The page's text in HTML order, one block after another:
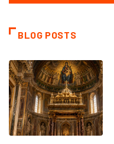
BLOG POSTS